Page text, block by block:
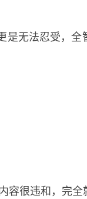
是无法忍受，全
容很违和，完全